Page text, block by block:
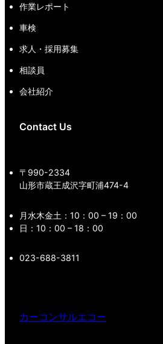
作業レポート
車検
求人・採用募集
相談員
会社紹介
Contact Us
〒990-2334
山形市蔵王成沢字町浦474-4
月水木金土：10：00 – 19：00
日：10：00 – 18：00
023-688-3811
カーコンサルエコー